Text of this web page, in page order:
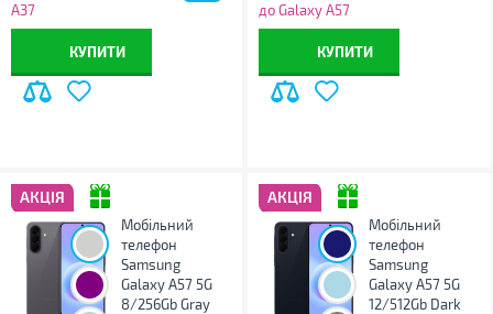
A37
КУПИТИ
до Galaxy A57
КУПИТИ
АКЦІЯ
Мобільний
телефон
Samsung
Galaxy A57 5G
8/256Gb Gray
АКЦІЯ
Мобільний
телефон
Samsung
Galaxy A57 5G
12/512Gb Dark